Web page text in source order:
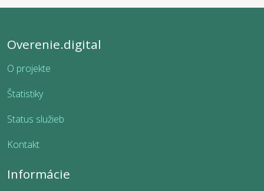
Overenie.digital
O projekte
Štatistiky
Status služieb
Kontakt
Informácie